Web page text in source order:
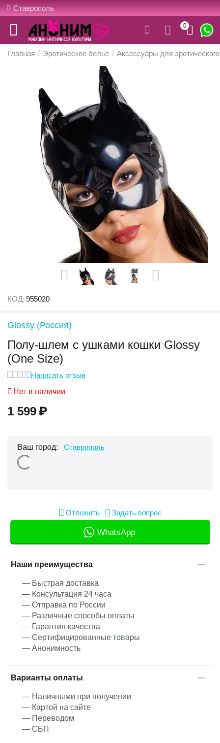
Ставрополь
0
Главная / Эротическое белье / Аксессуары для
КОД: 955020
Glossy (Россия)
Полу-шлем с ушками кошки Glossy
(One Size)
Написать отзыв
Нет в наличии
1 599₽
Ваш город: Ставрополь
Отложить Задать вопрос
WhatsApp
Наши преимущества
— Быстрая доставка
— Консультация 24 часа
— Отправка по России
— Различные способы оплаты
— Гарантия качества
— Сертифицированные товары
— Анонимность
Варианты оплаты
— Наличными при получении
— Картой на сайте
— Переводом
— СБП